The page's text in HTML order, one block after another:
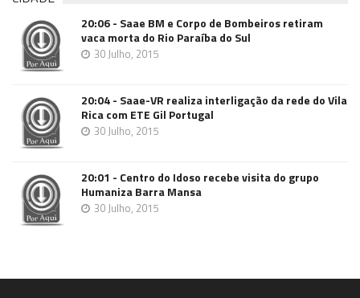
20:06 - Saae BM e Corpo de Bombeiros retiram
vaca morta do Rio Paraíba do Sul
30 Julho, 2015
20:04 - Saae-VR realiza interligação da rede do Vila
Rica com ETE Gil Portugal
30 Julho, 2015
20:01 - Centro do Idoso recebe visita do grupo
Humaniza Barra Mansa
30 Julho, 2015